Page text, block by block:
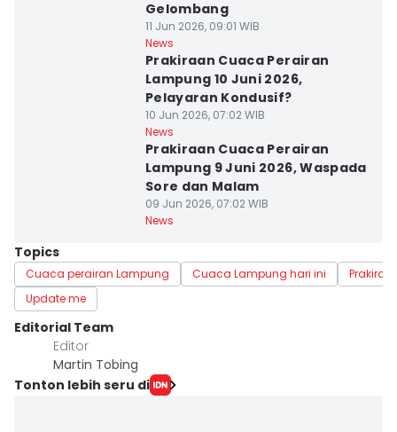
Gelombang
11 Jun 2026, 09:01 WIB
News
Prakiraan Cuaca Perairan
Lampung 10 Juni 2026,
Pelayaran Kondusif?
10 Jun 2026, 07:02 WIB
News
Prakiraan Cuaca Perairan
Lampung 9 Juni 2026, Waspada
Sore dan Malam
09 Jun 2026, 07:02 WIB
News
Topics
Cuaca perairan Lampung Cuaca Lampung hari ini
Update me
Editorial Team
Editor
Martin Tobing
Tonton lebih seru di